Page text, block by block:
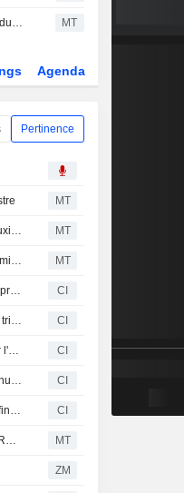
Hecla Mining : hausse du bénéfice et du chiffre d'affaires au deuxième trimestre MT
Agenda
Pertinence
MT
Flash résultats : Hecla Mining publie un bénéfice par action de 0,17 $ au deuxième trimestre, contre une estimation FactSet de 0,18 $ MT
Flash résultats : Hecla Mining Company publie un chiffre d'affaires de 333,9 millions de dollars au deuxième trimestre, contre une estimation FactSet de 368,8 millions de dollars MT
Hecla Mining Company publie ses résultats pour le deuxième trimestre et le premier semestre clos le 30 juin 2026 CI
Hecla Mining Company publie ses résultats de production pour le deuxième trimestre et le premier semestre clos le 30 juin 2026 CI
Hecla Mining Company révise ses prévisions de production consolidée pour l'exercice clos au 31 décembre 2026 CI
Hecla Mining Company annonce le versement d'un dividende trimestriel en numéraire, payable vers le 10 septembre 2026 CI
Hecla Mining Company publie ses résultats de forage d'exploration et de définition du deuxième trimestre 2026 à Keno Hill, Midas et Greens Creek CI
Hecla Mining : une filiale signe un protocole d'accord de traitement avec NVRO Metals MT
ZM